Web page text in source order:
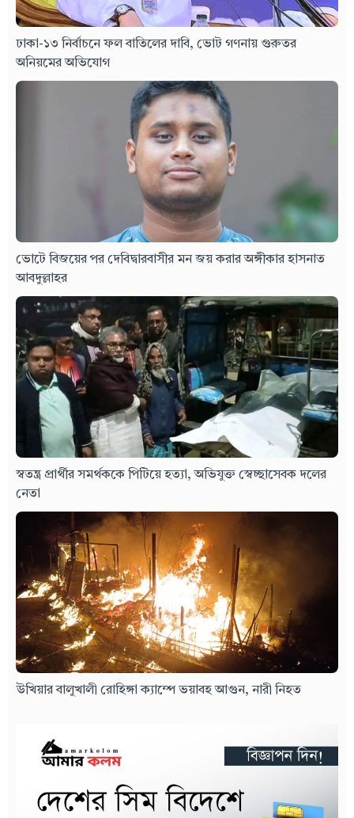
ঢাকা-১৩ নির্বাচনে ফল বাতিলের দাবি, ভোট গণনায় গুরুতর
অনিয়মের অভিযোগ
ভোটে বিজয়ের পর দেবিদ্বারবাসীর মন জয় করার অঙ্গীকার হাসনাত
আবদুল্লাহর
স্বতন্ত্র প্রার্থীর সমর্থককে পিটিয়ে হত্যা, অভিযুক্ত স্বেচ্ছাসেবক দলের
নেতা
উখিয়ার বালুখালী রোহিঙ্গা ক্যাম্পে ভয়াবহ আগুন, নারী নিহত